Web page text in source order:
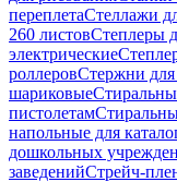
переплетаСтеллажи
260 листовСтеплеры
электрические
роллеровСтержни для
шариковые
пистолетам
напольные для
дошкольных
заведенийСтрейч-